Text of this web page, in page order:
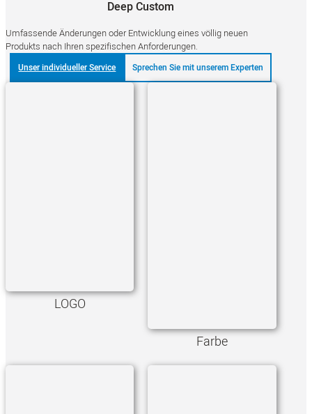
Deep Custom
Umfassende Änderungen oder Entwicklung eines völlig neuen
Produkts nach Ihren spezifischen Anforderungen.
Unser individueller Service Sprechen Sie mit unserem Experten
LOGO
Farbe